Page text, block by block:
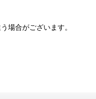
場合がございます。